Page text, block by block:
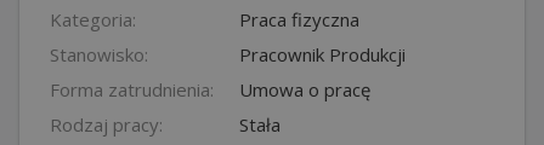
Kategoria:
Praca fizyczna
Stanowisko:
Pracownik Produkcji
Forma zatrudnienia:
Umowa o pracę
Rodzaj pracy:
Stała